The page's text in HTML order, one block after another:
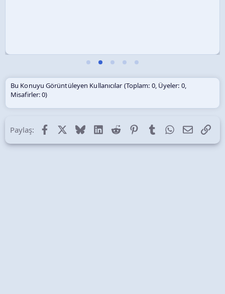
Bu Konuyu Görüntüleyen Kullanıcılar (Toplam: 0, Üyeler: 0,
Misafirler: 0)
Paylaş: FacebookX (Twitter)
BlueskyLinkedInReddit PinterestTumblr WhatsApp
E-postaLink